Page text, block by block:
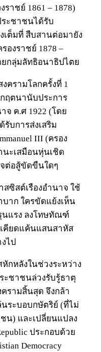
ราชย์ 1861 – 1878)
ระชาชนได้รับ
เต็มที่ สืบสานต่อมายัง
องราชย์ 1878 –
ยกลุ่มลัทธิอนาธิปไตย
ครามโลกครั้งที่ 1
ฤตนานับประการ
ค.ศ 1922 (โดย
รับการส่งเสริม
III (ครอง
นะเสมือนหุ่นเชิด
จต่อสู้ขัดขืนใดๆ
ซิสต์เรืองอำนาจ ใช้
าก ใครขัดแย้งเห็น
นแรง ลงโทษทัณฑ์
คียดแค้นแสนสาหัส
ไป
กหลังในช่วงระหว่าง
ะชาชนล่วงรับรู้ธาตุ
ครามสิ้นสุด จึงกล้า
ระบอบกษัตริย์ (ที่ไม่
น) และเปลี่ยนแปลง
ประกอบด้วย
Democracy